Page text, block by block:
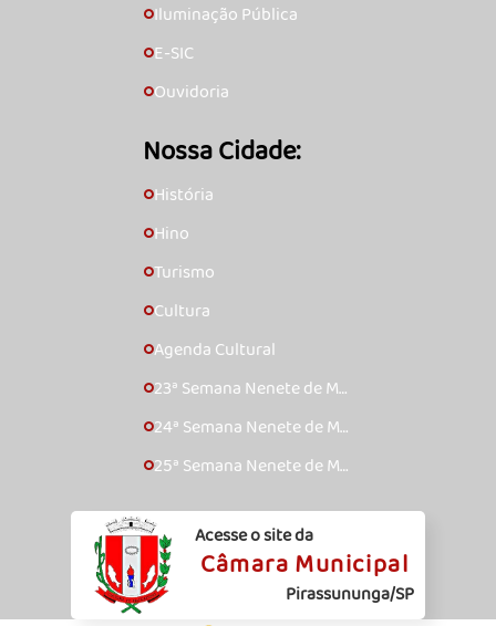
🞇Iluminação Pública
🞇E-SIC
🞇Ouvidoria
Nossa Cidade:
🞇História
🞇Hino
🞇Turismo
🞇Cultura
🞇Agenda Cultural
🞇23ª Semana Nenete de Mú
🞇24ª Semana Nenete de Mú
🞇25ª Semana Nenete de Mú
Acesse o site da
Câmara Municipal
Pirassununga/SP